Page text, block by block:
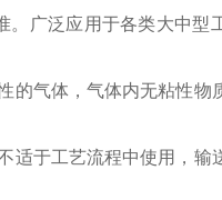
广泛应用于各类大中型
的气体，气体内无粘性物
适于工艺流程中使用，输